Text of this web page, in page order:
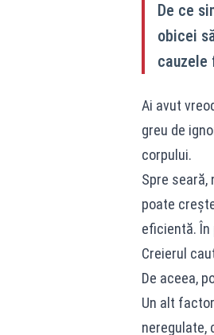
De ce
obicei
cauzele
Ai avut
greu de
corpului.
Spre
poate
eficientă. În
Creierul
De aceea,
Un alt
neregulate,